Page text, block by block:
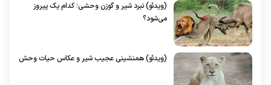
(ویدئو) نبرد شیر و گوزن وحشی؛ کدام یک پیروز
می‌شود؟
(ویدئو) همنشینی عجیب شیر و عکاس حیات وحش